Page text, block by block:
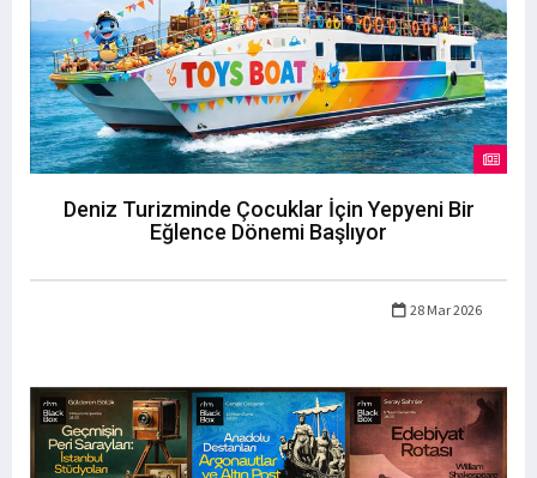
Deniz Turizminde Çocuklar İçin Yepyeni Bir
Eğlence Dönemi Başlıyor
28 Mar 2026